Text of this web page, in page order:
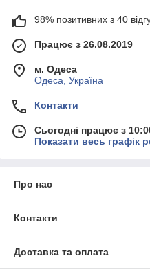
98% позитивних з 40
Працює з 26.08.2019
м. Одеса
Одеса, Україна
Контакти
Сьогодні працює з
Показати весь графік
Про нас
Контакти
Доставка та оплата